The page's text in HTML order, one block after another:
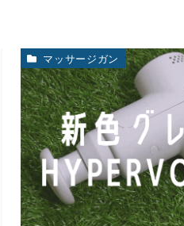
マッサージガン